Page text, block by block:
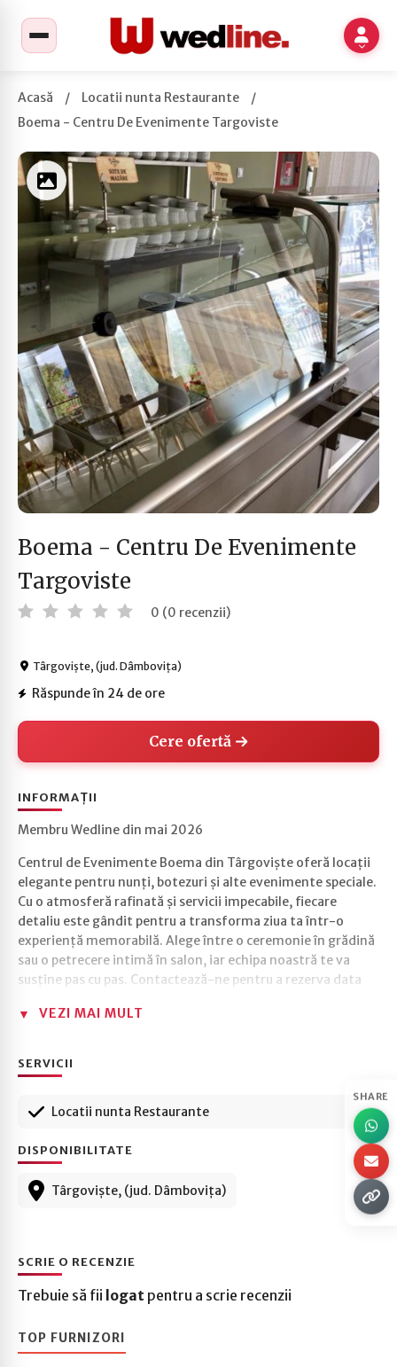
SHARE
Acasă / Locatii nunta Restaurante
/
Boema - Centru De Evenimente Targoviste
Boema - Centru De Evenimente
Targoviste
0 (0 recenzii)
Târgoviște, (jud. Dâmbovița)
Răspunde în 24 de ore
Cere ofertă
INFORMAȚII
Membru Wedline din mai 2026
Centrul de Evenimente Boema din Târgoviște oferă locații
elegante pentru nunți, botezuri și alte evenimente speciale.
Cu o atmosferă rafinată și servicii impecabile, fiecare
detaliu este gândit pentru a transforma ziua ta într-o
experiență memorabilă. Alege între o ceremonie în grădină
sau o petrecere intimă în salon, iar echipa noastră te va
susține pas cu pas. Contactează-ne pentru a rezerva data
VEZI MAI MULT
SERVICII
Locatii nunta Restaurante
DISPONIBILITATE
Târgoviște, (jud. Dâmbovița)
SCRIE O RECENZIE
Trebuie să fii logat pentru a scrie recenzii
TOP FURNIZORI